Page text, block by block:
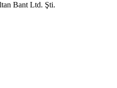
Bant Ltd. Şti.